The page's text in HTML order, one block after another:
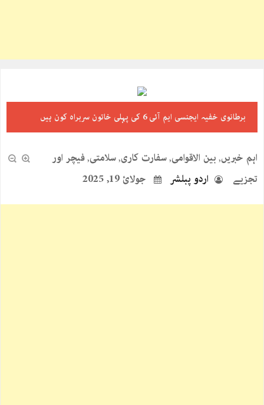
برطانوی خفیہ ایجنسی ایم آئی 6 کی پہلی خاتون سربراہ کون ہیں
اہم خبریں, بین الاقوامی,سفارت کاری,سلامتی,فیچر اور
تجزیے
اردو پبلشر جولائ 19, 2025